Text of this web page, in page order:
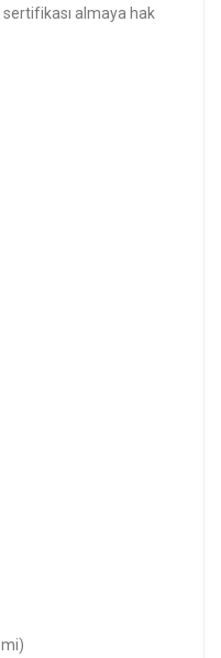
sertifikası almaya hak